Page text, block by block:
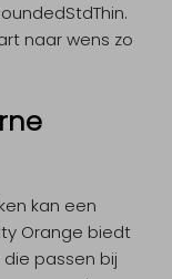
naar wens zo
kan een
Orange biedt
passen bij